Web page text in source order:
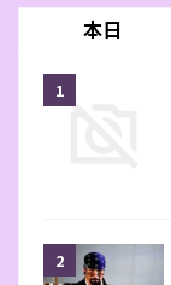
本日